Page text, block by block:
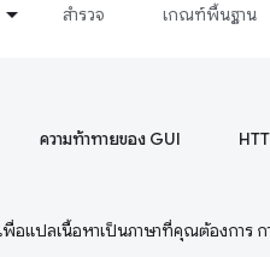
สำรวจ เกณฑ์พื้นฐาน
ความท้าทายของ GUI
พื่อแปลเนื้อหาเป็นภาษาที่คุณต้องการ